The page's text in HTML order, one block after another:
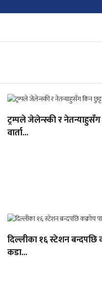
ट्रम्पले जेलेन्स्की र नेतन्याहुसँग
वार्ता...
दिल्लीका १६ स्टेशन बन्दपछि
कडा...